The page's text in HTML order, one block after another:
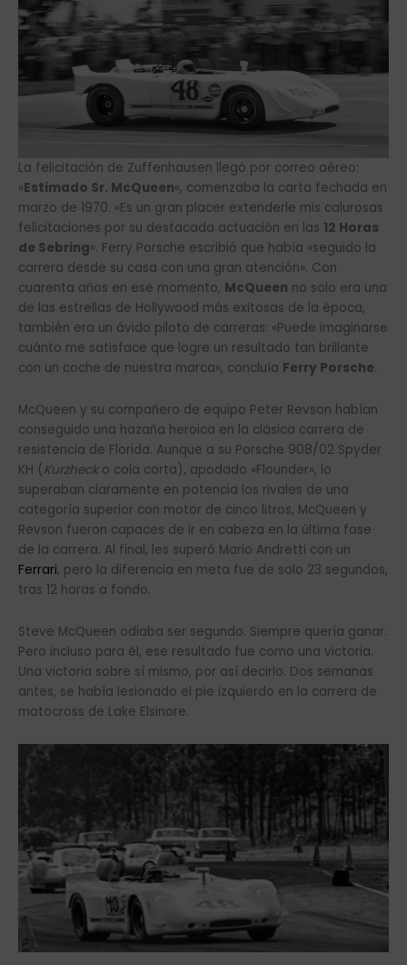
La felicitación de Zuffenhausen llegó por correo aéreo:
«Estimado Sr. McQueen«, comenzaba la carta fechada en
marzo de 1970. «Es un gran placer extenderle mis calurosas
felicitaciones por su destacada actuación en las 12 Horas
de Sebring«. Ferry Porsche escribió que había «seguido la
carrera desde su casa con una gran atención». Con
cuarenta años en ese momento, McQueen no solo era una
de las estrellas de Hollywood más exitosas de la época,
también era un ávido piloto de carreras: «Puede imaginarse
cuánto me satisface que logre un resultado tan brillante
con un coche de nuestra marca», concluía Ferry Porsche.
McQueen y su compañero de equipo Peter Revson habían
conseguido una hazaña heroica en la clásica carrera de
resistencia de Florida. Aunque a su Porsche 908/02 Spyder
KH (Kurzheck o cola corta), apodado «Flounder», lo
superaban claramente en potencia los rivales de una
categoría superior con motor de cinco litros, McQueen y
Revson fueron capaces de ir en cabeza en la última fase
de la carrera. Al final, les superó Mario Andretti con un
Ferrari, pero la diferencia en meta fue de solo 23 segundos,
tras 12 horas a fondo.
Steve McQueen odiaba ser segundo. Siempre quería ganar.
Pero incluso para él, ese resultado fue como una victoria.
Una victoria sobre sí mismo, por así decirlo. Dos semanas
antes, se había lesionado el pie izquierdo en la carrera de
motocross de Lake Elsinore.